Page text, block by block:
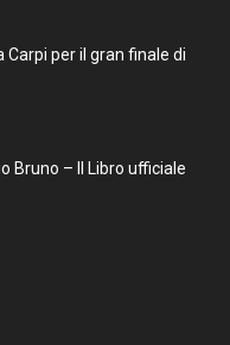
Carpi per il gran finale di
Bruno – Il Libro ufficiale